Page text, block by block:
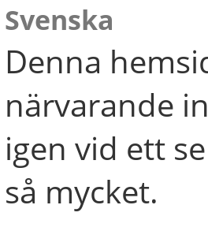
Svenska
Denna
närvarande
igen vid ett
så mycket.